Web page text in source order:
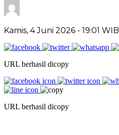
Kamis, 4 Juni 2026 - 19:01 WIB
URL berhasil dicopy
URL berhasil dicopy